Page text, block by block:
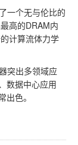
一个无与伦比的
高的DRAM内
计算流体力学
突出多领域应
数据中心应用
色。